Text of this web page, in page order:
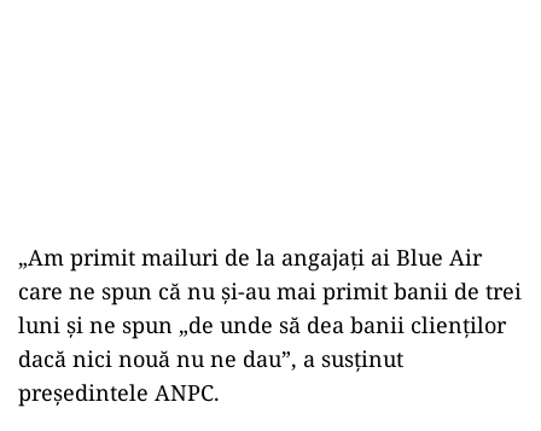
„Am primit mailuri de la angajaţi ai Blue Air
care ne spun că nu şi-au mai primit banii de trei
luni şi ne spun „de unde să dea banii clienţilor
dacă nici nouă nu ne dau”, a susţinut
preşedintele ANPC.